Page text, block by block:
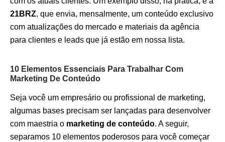
21BRZ, que envia, mensalmente, um conteúdo exclusivo
com atualizações do mercado e materiais da agência
para clientes e leads que já estão em nossa lista.
10 Elementos Essenciais Para Trabalhar Com
Marketing De Conteúdo
Seja você um empresário ou profissional de marketing,
algumas bases precisam ser lançadas para desenvolver
com maestria o marketing de conteúdo. A seguir,
separamos 10 elementos poderosos para você começar